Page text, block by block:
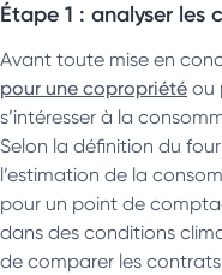
Étape 1 : analyser les
Avant toute mise en
pour une copropriété ou
s’intéresser à la
Selon la définition du
l’estimation de la
pour un point de
dans des conditions
de comparer les